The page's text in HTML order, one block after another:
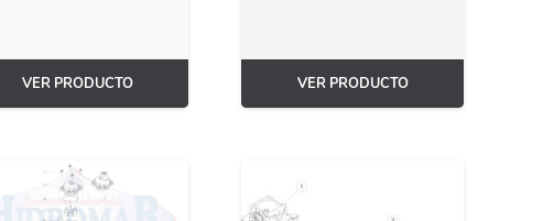
VER PRODUCTO VER PRODUCTO